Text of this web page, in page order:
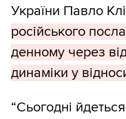
України Павло
російського
денному через
динаміки у
“Сьогодні